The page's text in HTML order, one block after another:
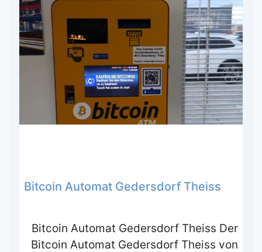
Bitcoin Automat Gedersdorf Theiss
Bitcoin Automat Gedersdorf Theiss Der
Bitcoin Automat Gedersdorf Theiss von